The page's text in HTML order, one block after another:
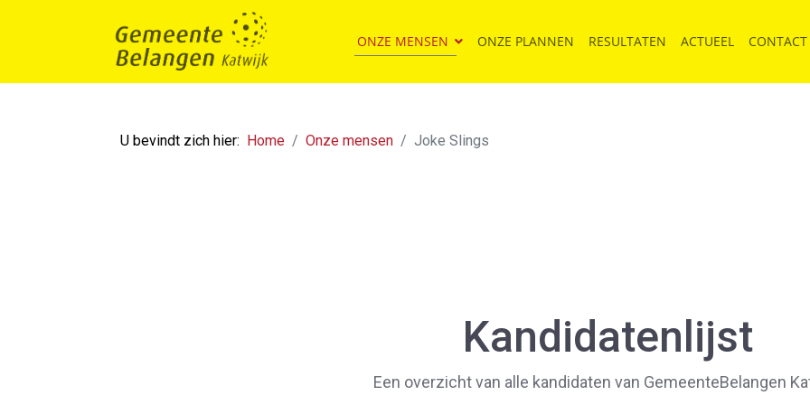
ONZE MENSEN ONZE PLANNEN RESULTATEN ACTUEEL CONTACT
U bevindt zich hier: Home Onze mensen Joke Slings
Kandidatenlijst
Een overzicht van alle kandidaten van GemeenteBelangen